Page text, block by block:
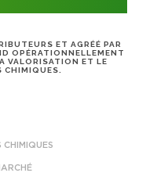
ET AGRÉÉ PAR
OPÉRATIONNELLEMENT
VALORISATION ET LE
CHIMIQUES.
CHIMIQUES